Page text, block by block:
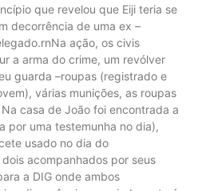
que revelou que Eiji teria se
decorrência de uma ex –
ação, os civis
a arma do crime, um revólver
guarda –roupas (registrado e
várias munições, as roupas
casa de João foi encontrada a
por uma testemunha no dia),
usado no dia do
acompanhados por seus
a DIG onde ambos